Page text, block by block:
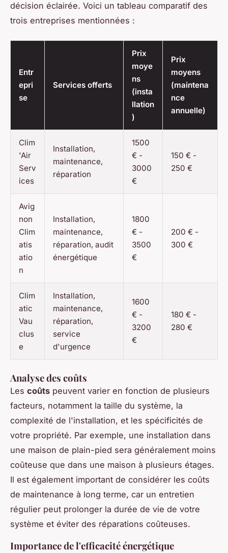
décision éclairée. Voici un tableau comparatif des
trois entreprises mentionnées :
Entr
epri
se
Services offerts
Prix
moye
ns
(insta
llation
)
Prix
moyens
(maintena
nce
annuelle)
Clim
'Air
Serv
ices
Installation,
maintenance,
réparation
1500
€ -
3000
€
150 € -
250 €
Avig
non
Clim
atis
atio
n
Installation,
maintenance,
réparation, audit
énergétique
1800
€ -
3500
€
200 € -
300 €
Clim
atic
Vau
clus
e
Installation,
maintenance,
réparation,
service
d'urgence
1600
€ -
3200
€
180 € -
280 €
Analyse des coûts
Les coûts peuvent varier en fonction de plusieurs
facteurs, notamment la taille du système, la
complexité de l'installation, et les spécificités de
votre propriété. Par exemple, une installation dans
une maison de plain-pied sera généralement moins
coûteuse que dans une maison à plusieurs étages.
Il est également important de considérer les coûts
de maintenance à long terme, car un entretien
régulier peut prolonger la durée de vie de votre
système et éviter des réparations coûteuses.
Importance de l'efficacité énergétique